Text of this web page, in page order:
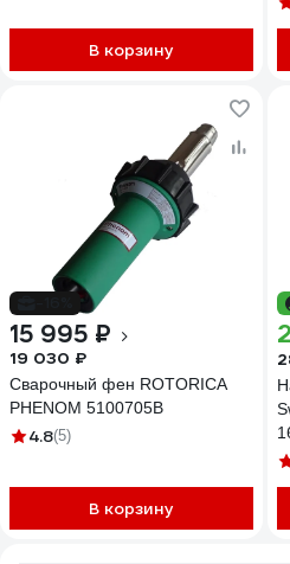
В корзину
15 995 ₽
19 030 ₽
Сварочный фен ROTORICA
PHENOM 5100705B
4.8(5)
В корзину